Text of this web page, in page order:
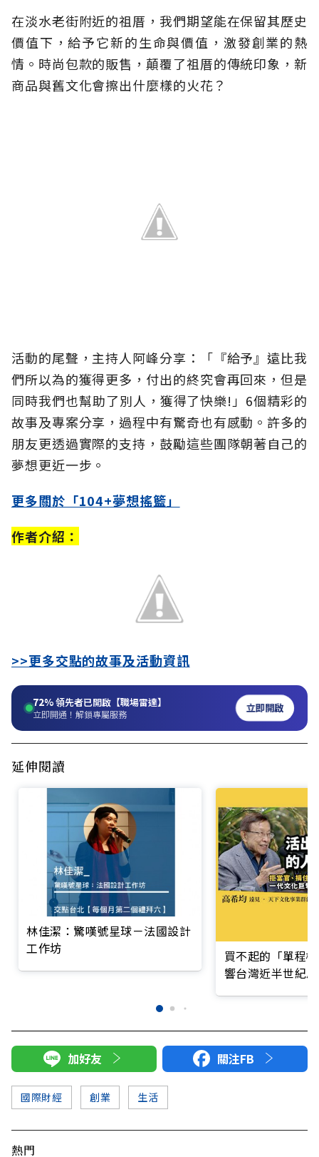
在淡水老街附近的祖厝，我們期望能在保留其歷史
價值下，給予它新的生命與價值，激發創業的熱
情。時尚包款的販售，顛覆了祖厝的傳統印象，新
商品與舊文化會擦出什麼樣的火花？
活動的尾聲，主持人阿峰分享：「『給予』遠比我
們所以為的獲得更多，付出的終究會再回來，但是
同時我們也幫助了別人，獲得了快樂!」6個精彩的
故事及專案分享，過程中有驚奇也有感動。許多的
朋友更透過實際的支持，鼓勵這些團隊朝著自己的
夢想更近一步。
更多關於「104+夢想搖籃」
作者介紹：
>>更多交點的故事及活動資訊
72%領先者已開啟【職場雷達】
立即開通！解鎖專屬服務 立即開啟
延伸閱讀
林佳潔：驚嘆號星球－法國設計
工作坊
買不起的「單程
響台灣近半世紀
加好友 關注FB
國際財經 創業 生活
熱門